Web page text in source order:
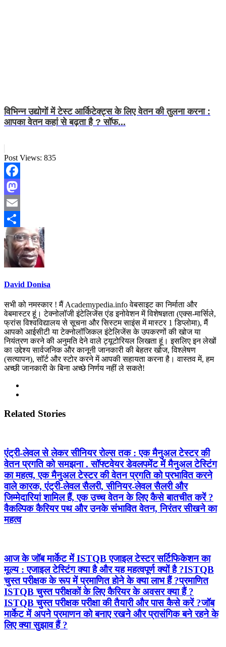
विभिन्न उद्योगों में टेस्ट आर्किटेक्ट्स के लिए वेतन की तुलना करना :
आपका वेतन कहां से बढ़ता है ? सॉफ...
Post Views: 835
Facebook
Mastodon
Email
Share
David Donisa
सभी को नमस्कार ! मैं Academypedia.info वेबसाइट का निर्माता और
वेबमास्टर हूं। टेक्नोलॉजी इंटेलिजेंस एंड इनोवेशन में विशेषज्ञता (एक्स-मार्सिले,
फ्रांस विश्वविद्यालय से सूचना और सिस्टम साइंस में मास्टर 1 डिप्लोमा), मैं
आपको आईसीटी या टेक्नोलॉजिकल इंटेलिजेंस के उपकरणों की खोज या
नियंत्रण करने की अनुमति देने वाले ट्यूटोरियल लिखता हूं। इसलिए इन लेखों
का उद्देश्य सार्वजनिक और कानूनी जानकारी की बेहतर खोज, विश्लेषण
(सत्यापन), सॉर्ट और स्टोर करने में आपकी सहायता करना है। वास्तव में, हम
अच्छी जानकारी के बिना अच्छे निर्णय नहीं ले सकते!
Related Stories
एंट्री-लेवल से लेकर सीनियर रोल्स तक : एक मैनुअल टेस्टर की
वेतन प्रगति को समझना . सॉफ्टवेयर डेवलपमेंट में मैनुअल टेस्टिंग
का महत्व, एक मैनुअल टेस्टर की वेतन प्रगति को प्रभावित करने
वाले कारक, एंट्री-लेवल सैलरी, सीनियर-लेवल सैलरी और
जिम्मेदारियां शामिल हैं, एक उच्च वेतन के लिए कैसे बातचीत करें ?
वैकल्पिक कैरियर पथ और उनके संभावित वेतन, निरंतर सीखने का
महत्व
आज के जॉब मार्केट में ISTQB एजाइल टेस्टर सर्टिफिकेशन का
मूल्य : एजाइल टेस्टिंग क्या है और यह महत्वपूर्ण क्यों है ?ISTQB
चुस्त परीक्षक के रूप में प्रमाणित होने के क्या लाभ हैं ?प्रमाणित
ISTQB चुस्त परीक्षकों के लिए कैरियर के अवसर क्या हैं ?
ISTQB चुस्त परीक्षक परीक्षा की तैयारी और पास कैसे करें ?जॉब
मार्केट में अपने प्रमाणन को बनाए रखने और प्रासंगिक बने रहने के
लिए क्या सुझाव हैं ?